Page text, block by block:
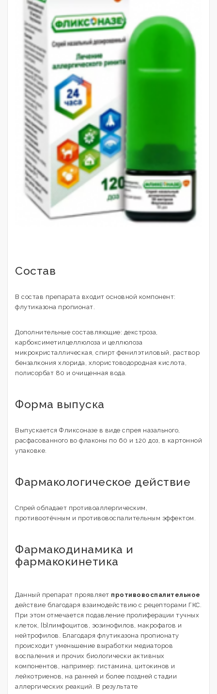
Состав
В состав препарата входит основной компонент:
флутиказона пропионат.
Дополнительные составляющие: декстроза,
карбоксиметилцеллюлоза и целлюлоза
микрокристаллическая, спирт фенилэтиловый, раствор
бензалкония хлорида, хлористоводородная кислота,
полисорбат 80 и очищенная вода.
Форма выпуска
Выпускается Фликсоназе в виде спрея назального,
расфасованного во флаконы по 60 и 120 доз, в картонной
упаковке.
Фармакологическое действие
Спрей обладает противоаллергическим,
противоотёчным и противовоспалительным эффектом.
Фармакодинамика и
фармакокинетика
Данный препарат проявляет противовоспалительное
действие благодаря взаимодействию с рецепторами ГКС.
При этом отмечается подавление пролиферации тучных
клеток, [b]лимфоцитов, эозинофилов, макрофагов и
нейтрофилов. Благодаря флутиказона пропионату
происходит уменьшение выработки медиаторов
воспаления и прочих биологически активных
компонентов, например: гистамина, цитокинов и
лейкотриенов, на ранней и более поздней стадии
аллергических реакций. В результате